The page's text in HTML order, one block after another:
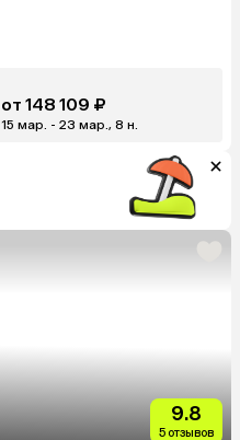
от 148 109 ₽
15 мар. - 23 мар., 8 н.
9.8
5 отзывов